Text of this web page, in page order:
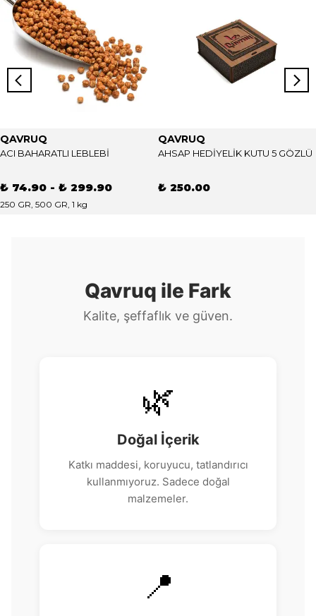
QAVRUQ
ACI BAHARATLI LEBLEBİ
₺ 74.90 - ₺ 299.90
250 GR, 500 GR, 1 kg
QAVRUQ
AHSAP HEDİYELİK KUTU 5 GÖZLÜ
₺ 250.00
Qavruq ile Fark
Kalite, şeffaflık ve güven.
🌿
Doğal İçerik
Katkı maddesi, koruyucu, tatlandırıcı
kullanmıyoruz. Sadece doğal
malzemeler.
📍